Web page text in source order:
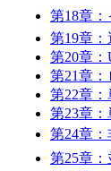
第18章：
第19章
第20章
第21章
第22章
第23章
第24章：
第25章